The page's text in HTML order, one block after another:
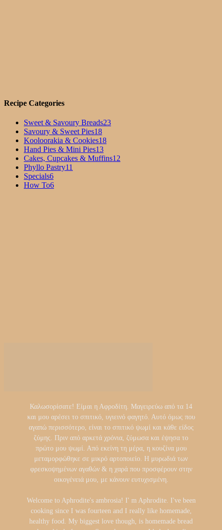
Recipe Categories
Sweet & Savoury Breads23
Savoury & Sweet Pies18
Kooloorakia & Cookies18
Hand Pies & Mini Pies13
Cakes, Cupcakes & Muffins12
Phyllo Pastry11
Specials6
How To6
Καλωσορίσατε! Είμαι η Αφροδίτη. Μαγειρεύω από τα 14
και μου αρέσει το σπιτικό, υγιεινό φαγητό. Αυτό όμως που
αγαπώ περισσότερο, είναι το σπιτικό ψωμί και κάθε είδος
ζύμης. Πριν από αρκετά χρόνια, ζύμωσα και έψησα το
πρώτο μου ψωμί. Από εκείνη τη μέρα, η κουζίνα μου
μεταμορφώθηκε σε μικρό αρτοποιείο. Η μυρωδιά των
φρεσκοψημένων αγαθών & η χαρά που προσφέρουν στην
οικογένειά μου, με κάνουν ευτυχισμένη.
Welcome to Aphrodite's ambrosia! I' m Aphrodite. I've been
cooking since I was fourteen and I really like homemade,
healthy food. My biggest love though, is homemade bread